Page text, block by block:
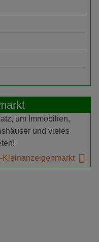
um Immobilien,
und vieles
Kleinanzeigenmarkt